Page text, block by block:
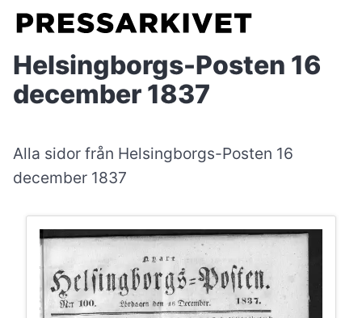
Helsingborgs-Posten 16
december 1837
Alla sidor från Helsingborgs-Posten 16
december 1837